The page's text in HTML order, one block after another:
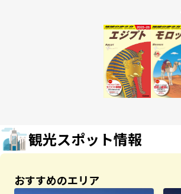
観光スポット情報
おすすめのエリア